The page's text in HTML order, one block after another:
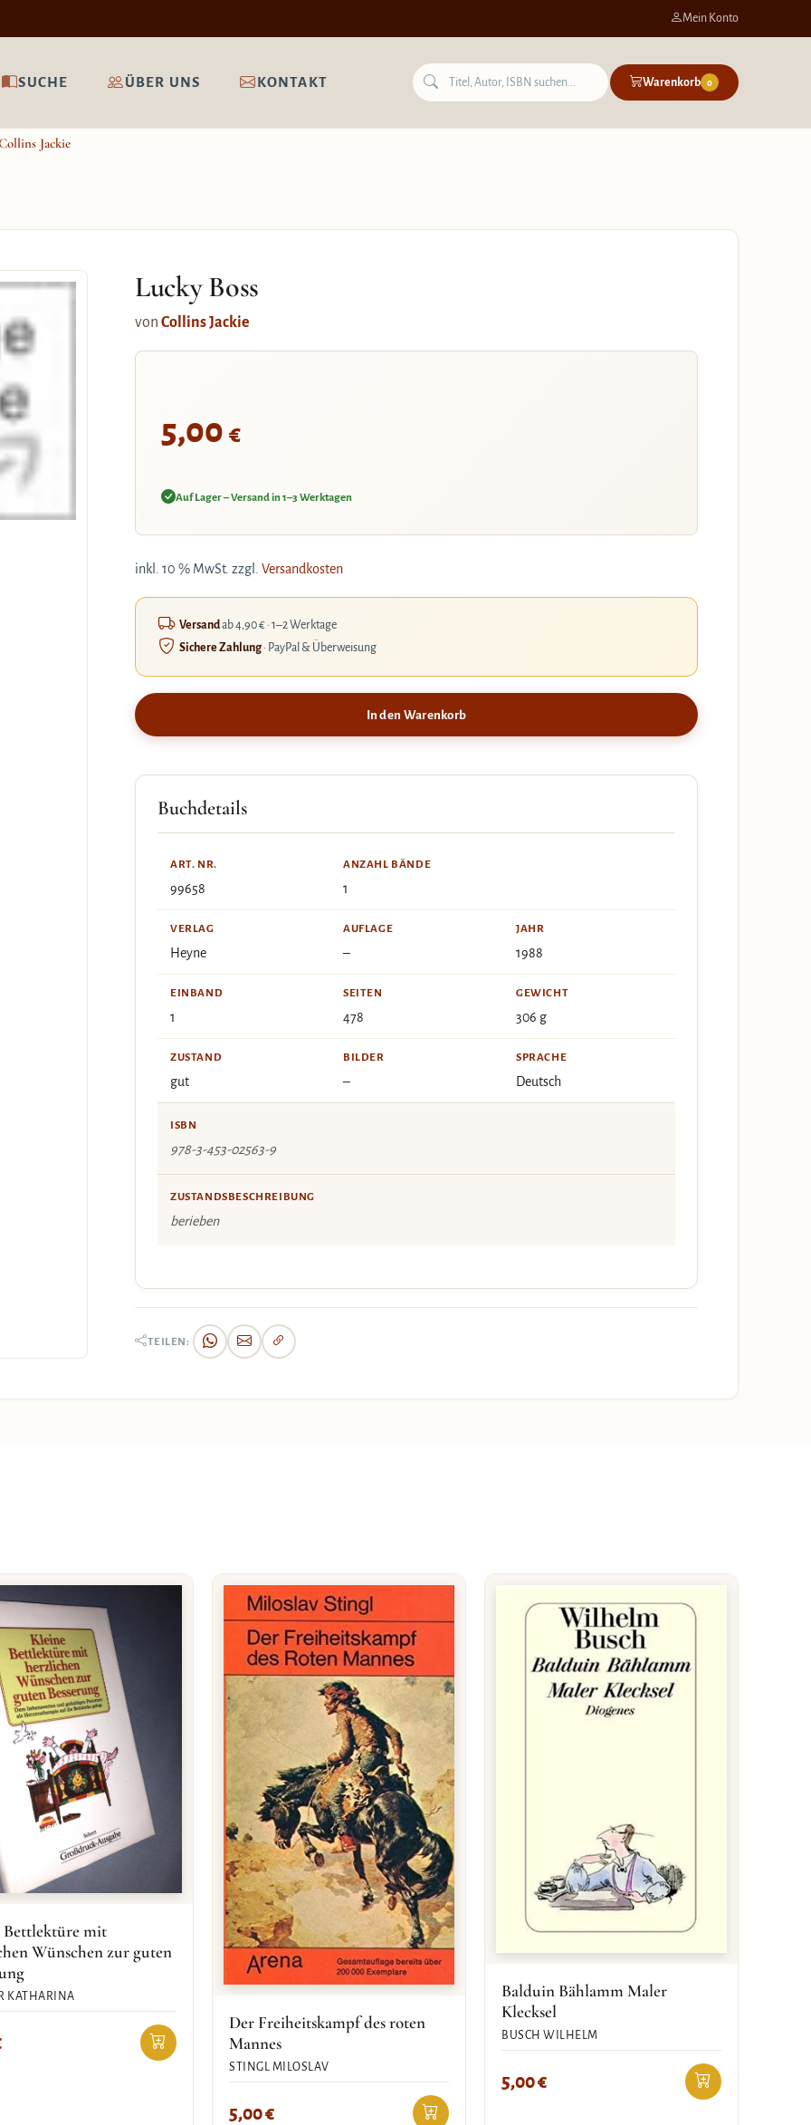
Mein Konto
SUCHE ÜBER UNS KONTAKT Warenkorb 0
Jackie
Lucky Boss
von Collins Jackie
5,00 €
Auf Lager – Versand in 1–3 Werktagen
inkl. 10 % MwSt. zzgl. Versandkosten
Versandab 4,90 € · 1–2 Werktage
Sichere Zahlung· PayPal & Überweisung
In den Warenkorb
Buchdetails
ART. NR.
99658
ANZAHL BÄNDE
1
VERLAG
Heyne
AUFLAGE
–
JAHR
1988
EINBAND
1
SEITEN
478
GEWICHT
306 g
ZUSTAND
gut
BILDER
–
SPRACHE
Deutsch
ISBN
978-3-453-02563-9
ZUSTANDSBESCHREIBUNG
berieben
TEILEN:
Bettlektüre mit
Wünschen zur guten
KATHARINA
Der Freiheitskampf des roten
Mannes
STINGL MILOSLAV
5,00€
Balduin Bählamm Maler
Klecksel
BUSCH WILHELM
5,00€